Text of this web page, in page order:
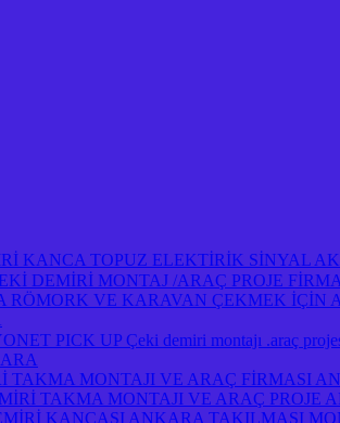
KANCA TOPUZ ELEKTİRİK SİNYAL
DEMİRİ MONTAJ /ARAÇ PROJE
RÖMORK VE KARAVAN ÇEKMEK
PICK UP Çeki demiri montajı .araç
TAKMA MONTAJI VE ARAÇ FİRMASI
TAKMA MONTAJI VE ARAÇ PROJE
KANCASI ANKARA TAKILMASI